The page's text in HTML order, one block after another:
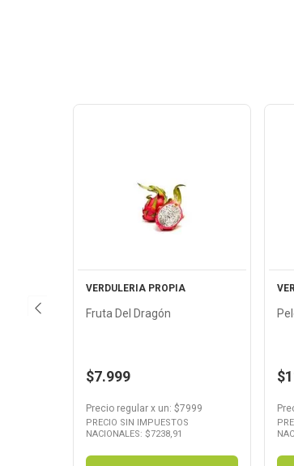
Ver
Producto
VERDULERIA PROPIA
Fruta Del Dragón
$7.999
Precio regular x un: $7999
PRECIO SIN IMPUESTOS
NACIONALES: $7238,91